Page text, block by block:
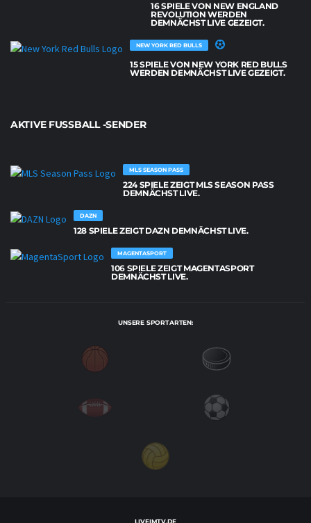
16 SPIELE VON NEW ENGLAND
REVOLUTION WERDEN
DEMNÄCHST LIVE GEZEIGT.
NEW YORK RED BULLS
15 SPIELE VON NEW YORK RED BULLS
WERDEN DEMNÄCHST LIVE GEZEIGT.
AKTIVE FUSSBALL -SENDER
MLS SEASON PASS
224 SPIELE ZEIGT MLS SEASON PASS
DEMNÄCHST LIVE.
DAZN
128 SPIELE ZEIGT DAZN DEMNÄCHST LIVE.
MAGENTASPORT
106 SPIELE ZEIGT MAGENTASPORT
DEMNÄCHST LIVE.
UNSERE SPORTARTEN:
LIVEIMTV.DE